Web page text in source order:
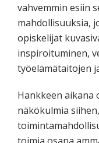
vahvemmin esiin
mahdollisuuksia,
opiskelijat
inspiroituminen,
työelämätaitojen
Hankkeen aikana
näkökulmia